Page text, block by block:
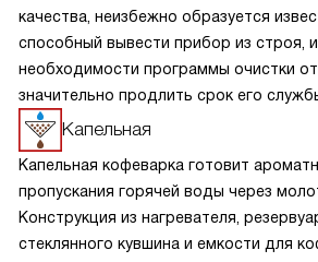
качества, неизбежно образуется
способный вывести прибор из строя,
необходимости программы очистки
значительно продлить срок его
напомнит вам, когда стоит почистить
Капельная
Капельная кофеварка готовит
пропускания горячей воды через
Конструкция из нагревателя,
стеклянного кувшина и емкости для